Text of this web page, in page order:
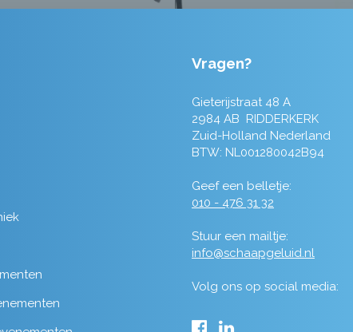
Vragen?
Gieterijstraat 48 A
2984 AB RIDDERKERK
Zuid-Holland Nederland
BTW: NL001280042B94
Geef een belletje:
010 - 476 31 32
Stuur een mailtje:
info@schaapgeluid.nl
Volg ons op social media: